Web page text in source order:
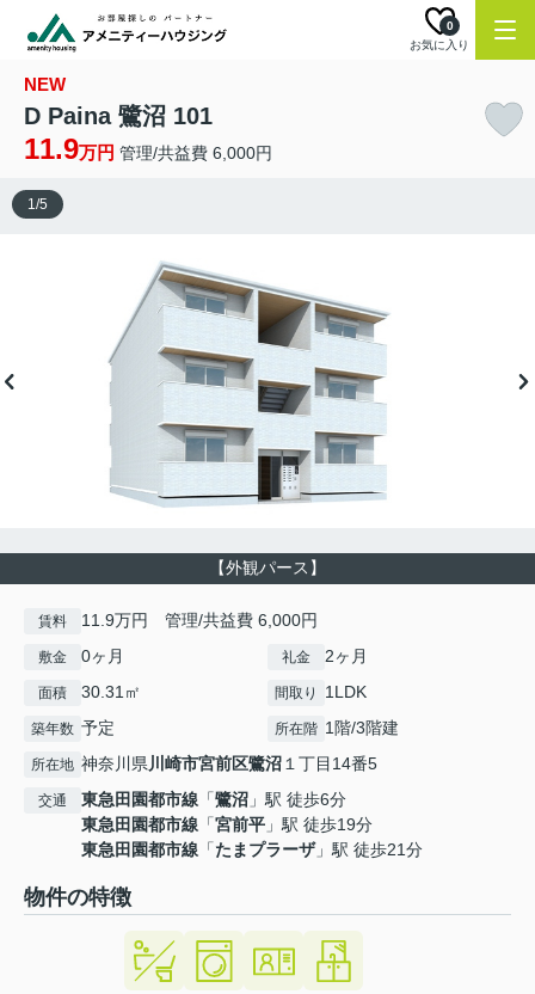
お気に入り
0
NEW
D Paina 鷺沼 101
11.9万円 管理/共益費 6,000円
【外観パース】
1/5
賃料 11.9万円 管理/共益費 6,000円
敷金 0ヶ月 礼金 2ヶ月
面積 30.31㎡ 間取り 1LDK
築年数 予定 所在階 1階/3階建
所在地 神奈川県川崎市宮前区鷺沼１丁目14番5
交通 東急田園都市線 「鷺沼 」駅 徒歩6分
東急田園都市線 「宮前平 」駅 徒歩19分
東急田園都市線 「たまプラーザ」駅 徒歩21分
物件の特徴